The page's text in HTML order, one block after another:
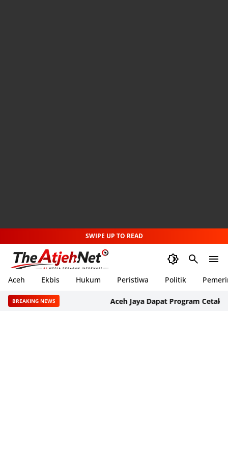
SWIPE UP TO READ
Aceh Ekbis Hukum Peristiwa Politik
BREAKING NEWS Aceh Jaya Dapat Program Cetak 1.000